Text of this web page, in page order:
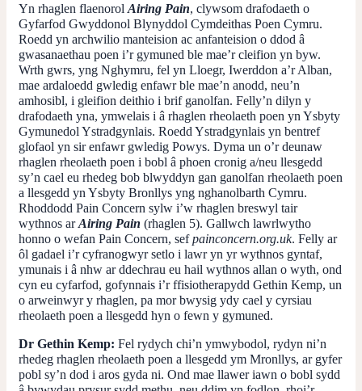
Yn rhaglen flaenorol Airing Pain, clywsom drafodaeth o
Gyfarfod Gwyddonol Blynyddol Cymdeithas Poen Cymru.
Roedd yn archwilio manteision ac anfanteision o ddod â
gwasanaethau poen i’r gymuned ble mae’r cleifion yn byw.
Wrth gwrs, yng Nghymru, fel yn Lloegr, Iwerddon a’r Alban,
mae ardaloedd gwledig enfawr ble mae’n anodd, neu’n
amhosibl, i gleifion deithio i brif ganolfan. Felly’n dilyn y
drafodaeth yna, ymwelais i â rhaglen rheolaeth poen yn Ysbyty
Gymunedol Ystradgynlais. Roedd Ystradgynlais yn bentref
glofaol yn sir enfawr gwledig Powys. Dyma un o’r deunaw
rhaglen rheolaeth poen i bobl â phoen cronig a/neu llesgedd
sy’n cael eu rhedeg bob blwyddyn gan ganolfan rheolaeth poen
a llesgedd yn Ysbyty Bronllys yng nghanolbarth Cymru.
Rhoddodd Pain Concern sylw i’w rhaglen breswyl tair
wythnos arAiring Pain (rhaglen 5). Gallwch lawrlwytho
honno o wefan Pain Concern, sefpainconcern.org.uk. Felly ar
ôl gadael i’r cyfranogwyr setlo i lawr yn yr wythnos gyntaf,
ymunais i â nhw ar ddechrau eu hail wythnos allan o wyth, ond
cyn eu cyfarfod, gofynnais i’r ffisiotherapydd Gethin Kemp, un
o arweinwyr y rhaglen, pa mor bwysig ydy cael y cyrsiau
rheolaeth poen a llesgedd hyn o fewn y gymuned.
Dr Gethin Kemp: Fel rydych chi’n ymwybodol, rydyn ni’n
rhedeg rhaglen rheolaeth poen a llesgedd ym Mronllys, ar gyfer
pobl sy’n dod i aros gyda ni. Ond mae llawer iawn o bobl sydd